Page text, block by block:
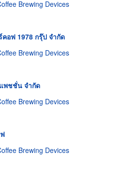
Brewing Devices
คอฟ 1978 กรุ๊ป จำกัด
Brewing Devices
พชชั่น จำกัด
Brewing Devices
Brewing Devices